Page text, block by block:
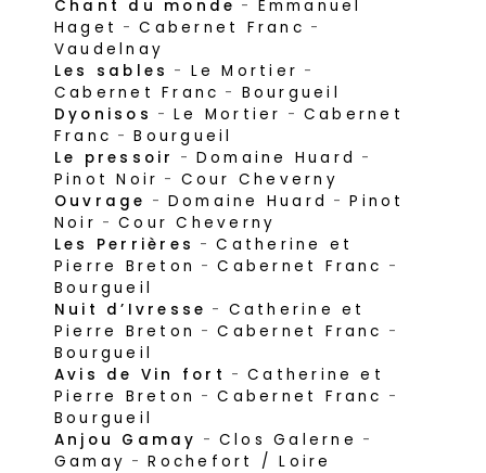
Chant du monde - Emmanuel
Haget - Cabernet Franc -
Vaudelnay
Les sables - Le Mortier -
Cabernet Franc - Bourgueil
Dyonisos - Le Mortier - Cabernet
Franc - Bourgueil
Le pressoir - Domaine Huard -
Pinot Noir - Cour Cheverny
Ouvrage - Domaine Huard - Pinot
Noir - Cour Cheverny
Les Perrières - Catherine et
Pierre Breton - Cabernet Franc -
Bourgueil
Nuit d’Ivresse - Catherine et
Pierre Breton - Cabernet Franc -
Bourgueil
Avis de Vin fort - Catherine et
Pierre Breton - Cabernet Franc -
Bourgueil
Anjou Gamay - Clos Galerne -
Gamay - Rochefort / Loire